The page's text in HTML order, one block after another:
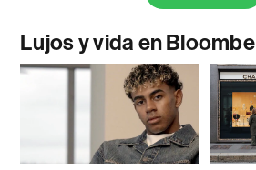
Lujos y vida en